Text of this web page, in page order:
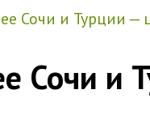
Сочи и Турции
Сочи